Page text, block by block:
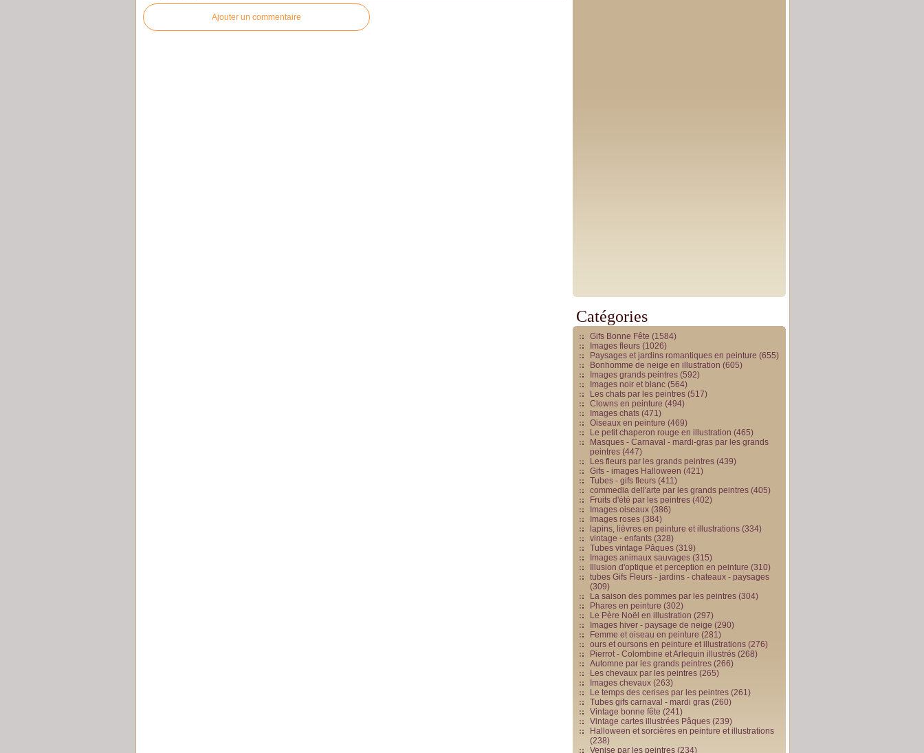
Ajouter un commentaire
Catégories
Gifs Bonne Fête (1584)
Images fleurs (1026)
Paysages et jardins romantiques en peinture (655)
Bonhomme de neige en illustration (605)
Images grands peintres (592)
Images noir et blanc (564)
Les chats par les peintres (517)
Clowns en peinture (494)
Images chats (471)
Oiseaux en peinture (469)
Le petit chaperon rouge en illustration (465)
Masques - Carnaval - mardi-gras par les grands
peintres (447)
Les fleurs par les grands peintres (439)
Gifs - images Halloween (421)
Tubes - gifs fleurs (411)
commedia dell'arte par les grands peintres (405)
Fruits d'été par les peintres (402)
Images oiseaux (386)
Images roses (384)
lapins, lièvres en peinture et illustrations (334)
vintage - enfants (328)
Tubes vintage Pâques (319)
Images animaux sauvages (315)
Illusion d'optique et perception en peinture (310)
tubes Gifs Fleurs - jardins - chateaux - paysages
(309)
La saison des pommes par les peintres (304)
Phares en peinture (302)
Le Père Noël en illustration (297)
Images hiver - paysage de neige (290)
Femme et oiseau en peinture (281)
ours et oursons en peinture et illustrations (276)
Pierrot - Colombine et Arlequin illustrés (268)
Automne par les grands peintres (266)
Les chevaux par les peintres (265)
Images chevaux (263)
Le temps des cerises par les peintres (261)
Tubes gifs carnaval - mardi gras (260)
Vintage bonne fête (241)
Vintage cartes illustrées Pâques (239)
Halloween et sorcières en peinture et illustrations
(238)
Venise par les peintres (234)